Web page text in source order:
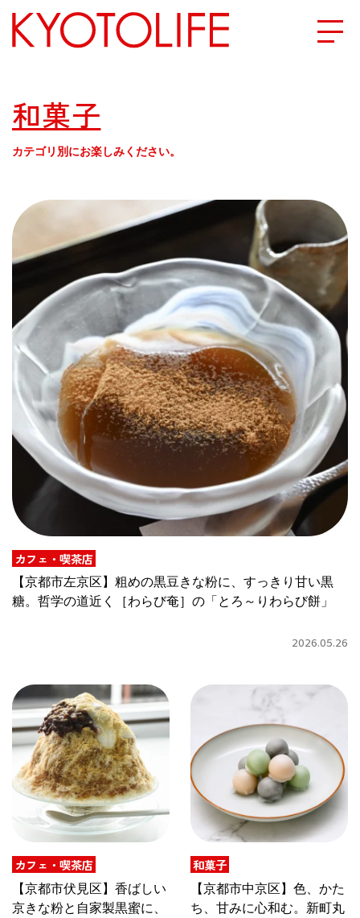
地図から探す
SPECIAL
NEW OPEN
SERIES
CULTURE
ABOUT US
Instagram
チケットプレゼント応募
MAIN MENU
カレーが好き
京都おやつクラブ
私と店のはなし
今月の京みやげ
京都の書店
和菓子
カテゴリ別にお楽しみください。
カフェ・喫茶店
【京都市左京区】粗めの黒豆きな粉に、すっきり甘い黒
糖。哲学の道近く［わらび奄］の「とろ～りわらび餅」
2026.05.26
カフェ・喫茶店
【京都市伏見区】香ばしい
京きな粉と自家製黒蜜に、
和菓子
【京都市中京区】色、かた
ち、甘みに心和む。新町丸